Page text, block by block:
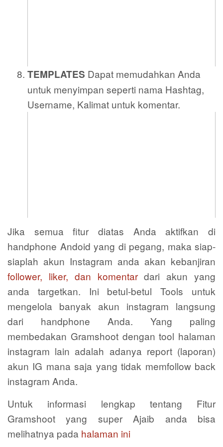
TEMPLATES Dapat memudahkan Anda
untuk menyimpan seperti nama Hashtag,
Username, Kalimat untuk komentar.
Jika semua fitur diatas Anda aktifkan di
handphone Andoid yang di pegang, maka siap-
siaplah akun Instagram anda akan kebanjiran
follower, liker, dan komentardari akun yang
anda targetkan. Ini betul-betul Tools untuk
mengelola banyak akun instagram langsung
dari handphone Anda. Yang paling
membedakan Gramshoot dengan tool halaman
instagram lain adalah adanya report (laporan)
akun IG mana saja yang tidak memfollow back
instagram Anda.
Untuk informasi lengkap tentang Fitur
Gramshoot yang super Ajaib anda bisa
melihatnya pada halaman ini